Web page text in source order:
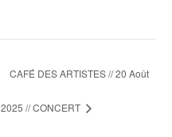
CAFÉ DES ARTISTES // 20 Août
2025 // CONCERT